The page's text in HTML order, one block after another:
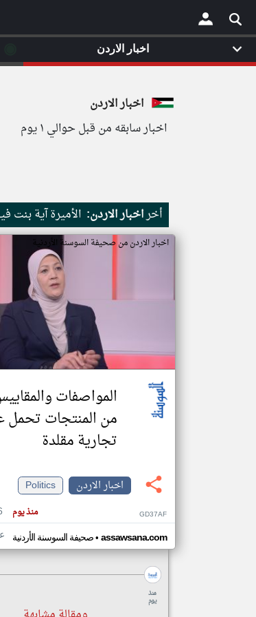
×
اخبار الاردن
اخبار سابقه من قبل حوالي ١ يوم
أخراخبار الاردن: الأميرة آية بنت
اخبار الاردن من صحيفة السوسنة الأردنية
من المنتجات تحمل
تجارية مقلدة
اخبار الاردن
Politics
منذ يوم GD37AF
صحيفة السوسنة الأردنية• assawsana.com
منذ
يوم
اخبار الاردن